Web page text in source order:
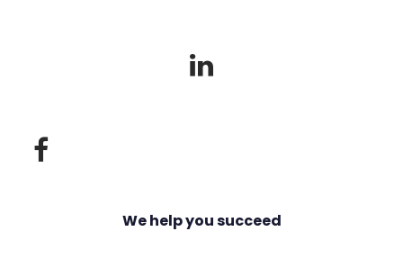
We help you succeed